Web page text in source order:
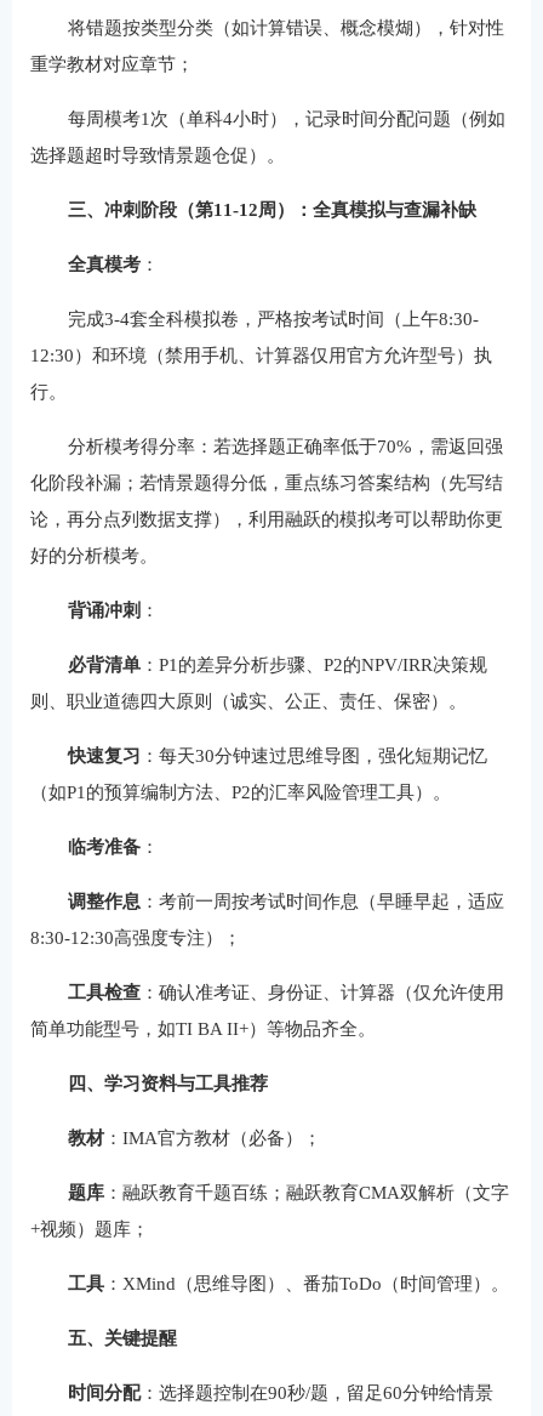
将错题按类型分类（如计算错误、概念模煳），针对性
重学教材对应章节；
每周模考1次（单科4小时），记录时间分配问题（例如
选择题超时导致情景题仓促）。
三、冲刺阶段（第11-12周）：全真模拟与查漏补缺
全真模考‌：
完成3-4套全科模拟卷，严格按考试时间（上午8:30-
12:30）和环境（禁用手机、计算器仅用官方允许型号）执
行。
分析模考得分率：若选择题正确率低于70%，需返回强
化阶段补漏；若情景题得分低，重点练习答案结构（先写结
论，再分点列数据支撑），利用融跃的模拟考可以帮助你更
好的分析模考。
背诵冲刺 ‌：
必背清单‌：P1的差异分析步骤、P2的NPV/IRR决策规
则、职业道德四大原则（诚实、公正、责任、保密）。
快速复习 ‌：每天30分钟速过思维导图，强化短期记忆
（如P1的预算编制方法、P2的汇率风险管理工具）。
临考准备‌：
调整作息 ‌：考前一周按考试时间作息（早睡早起，适应
8:30-12:30高强度专注）；
工具检查‌：确认准考证、身份证、计算器（仅允许使用
简单功能型号，如TI BA II+）等物品齐全。
四、学习资料与工具推荐
教材‌：IMA官方教材（必备）；
题库‌：融跃教育千题百练；融跃教育CMA双解析（文字
+视频）题库；
工具‌：XMind（思维导图）、番茄ToDo（时间管理）。
五、关键提醒
时间分配‌：选择题控制在90秒/题，留足60分钟给情景